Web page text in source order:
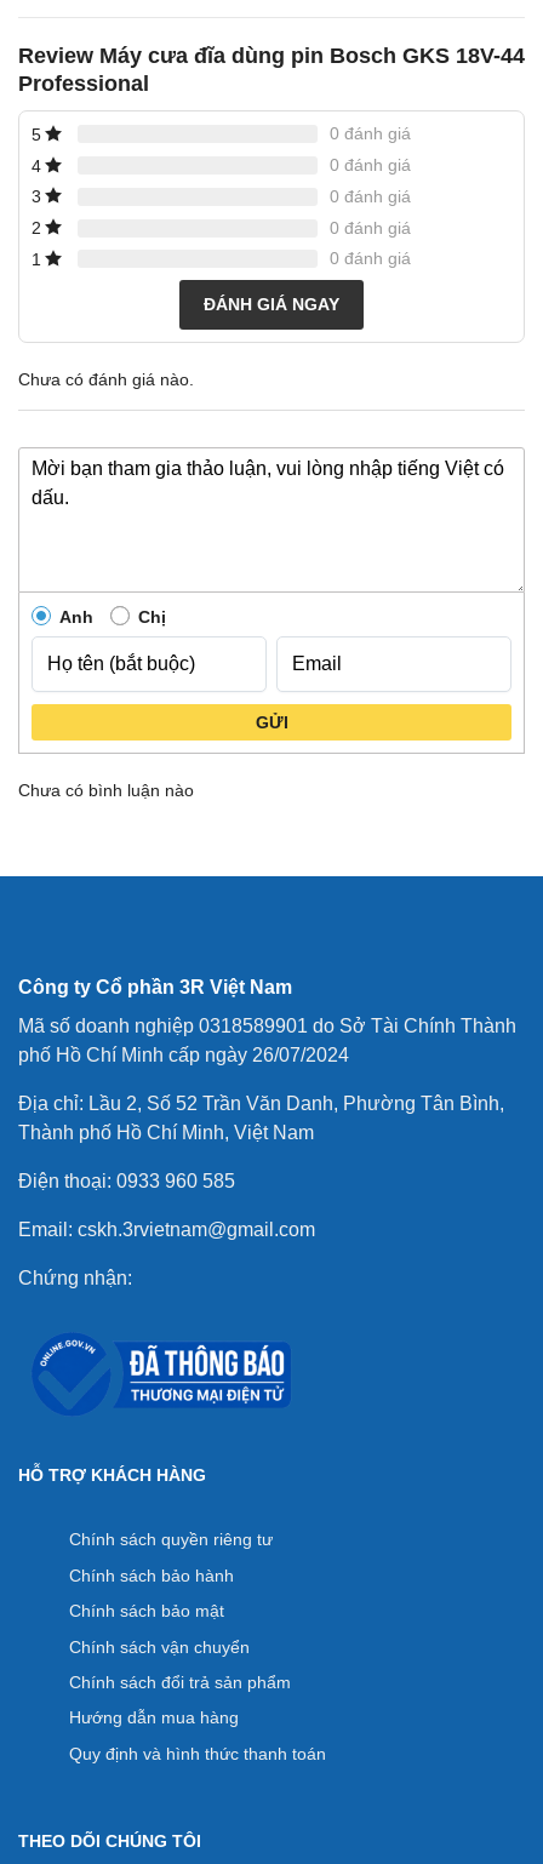
Review Máy cưa đĩa dùng pin Bosch GKS 18V-44
Professional
5
0 đánh giá
4
0 đánh giá
3
0 đánh giá
2
0 đánh giá
1
0 đánh giá
ĐÁNH GIÁ NGAY
Chưa có đánh giá nào.
Anh Chị
GỬI
Chưa có bình luận nào
Công ty Cổ phần 3R Việt Nam
Mã số doanh nghiệp 0318589901 do Sở Tài Chính Thành
phố Hồ Chí Minh cấp ngày 26/07/2024
Địa chỉ: Lầu 2, Số 52 Trần Văn Danh, Phường Tân Bình,
Thành phố Hồ Chí Minh, Việt Nam
Điện thoại: 0933 960 585
Email: cskh.3rvietnam@gmail.com
Chứng nhận:
HỖ TRỢ KHÁCH HÀNG
Chính sách quyền riêng tư
Chính sách bảo hành
Chính sách bảo mật
Chính sách vận chuyển
Chính sách đổi trả sản phẩm
Hướng dẫn mua hàng
Quy định và hình thức thanh toán
THEO DÕI CHÚNG TÔI